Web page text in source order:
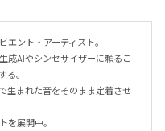
エント・アーティスト。
成AIやシンセサイザーに頼るこ
る。
生まれた音をそのまま定着させ
を展開中。